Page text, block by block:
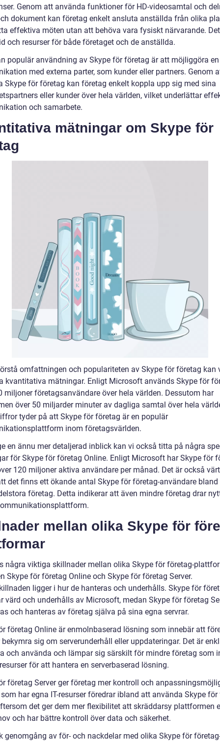
Genom att använda funktioner för HD-videosamtal och
dokument kan företag enkelt ansluta anställda från olika
effektiva möten utan att behöva vara fysiskt närvarande.
och resurser för både företaget och de anställda.
populär användning av Skype för företag är att möjliggöra
med externa parter, som kunder eller partners. Genom
Skype för företag kan företag enkelt koppla upp sig med sina
eller kunder över hela världen, vilket underlättar
och samarbete.
mätningar om Skype för
omfattningen och populariteten av Skype för företag kan
kvantitativa mätningar. Enligt Microsoft används Skype för
miljoner företagsanvändare över hela världen. Dessutom har
över 50 miljarder minuter av dagliga samtal över hela
tyder på att Skype för företag är en populär
inom företagsvärlden.
en ännu mer detaljerad inblick kan vi också titta på några
för Skype för företag Online. Enligt Microsoft har Skype för
120 miljoner aktiva användare per månad. Det är också
det finns ett ökande antal Skype för företag-användare
företag. Detta indikerar att även mindre företag drar
mellan olika Skype för
några viktiga skillnader mellan olika Skype för företag-
Skype för företag Online och Skype för företag Server.
ligger i hur de hanteras och underhålls. Skype för
värd och underhålls av Microsoft, medan Skype för företag
och hanteras av företag själva på sina egna servrar.
företag Online är enmolnbaserad lösning som innebär att
bekymra sig om serverunderhåll eller uppdateringar. Det är
och använda och lämpar sig särskilt för mindre företag som
för att hantera en serverbaserad lösning.
företag Server ger företag mer kontroll och
har egna IT-resurser föredrar ibland att använda Skype
det ger dem mer flexibilitet att skräddarsy plattformen
och har bättre kontroll över data och säkerhet.
genomgång av för- och nackdelar med olika Skype för